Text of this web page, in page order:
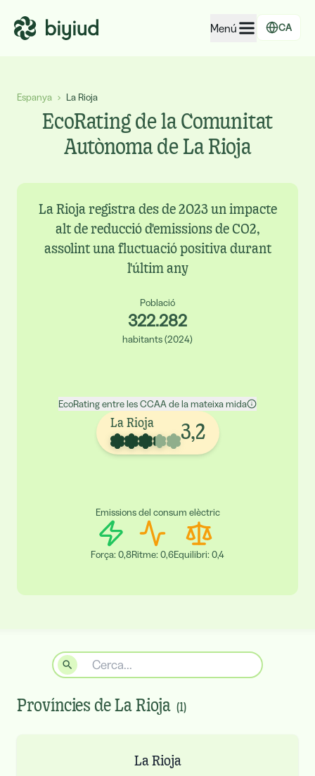
Menú
Per a persones
Per a administracions
Per a empreses
CA
Espanya › La Rioja
EcoRating de la Comunitat
Autònoma de La Rioja
La Rioja registra des de 2023 un impacte
alt de reducció d'emissions de CO2,
assolint una fluctuació positiva durant
l'últim any
Població
322.282
habitants(2024)
EcoRating entre les CCAA de la mateixa mida
La Rioja
3,2
Emissions del consum elèctric
Força:0,8Ritme:0,6Equilibri:0,4
Províncies de La Rioja (1)
La Rioja